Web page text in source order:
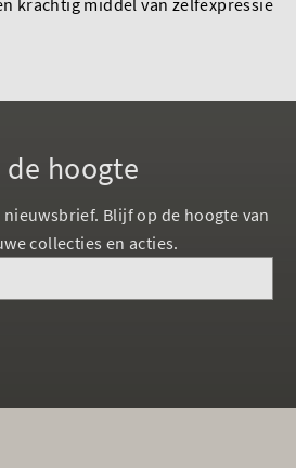
hoogte
Blijf op de hoogte van
collecties en acties.